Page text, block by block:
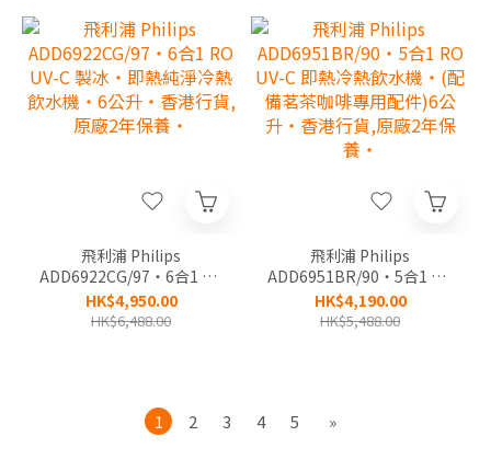
飛利浦 Philips
ADD6922CG/97‧6合1 RO
UV-C 製冰‧即熱純淨冷熱
飲水機‧6公升‧香港行貨,
HK$4,950.00
HK$6,488.00
飛利浦 Philips
ADD6951BR/90‧5合1 RO
UV-C 即熱冷熱飲水機‧(配
備茗茶咖啡專用配件)6公
HK$4,190.00
HK$5,488.00
1 2 3 4 5 »